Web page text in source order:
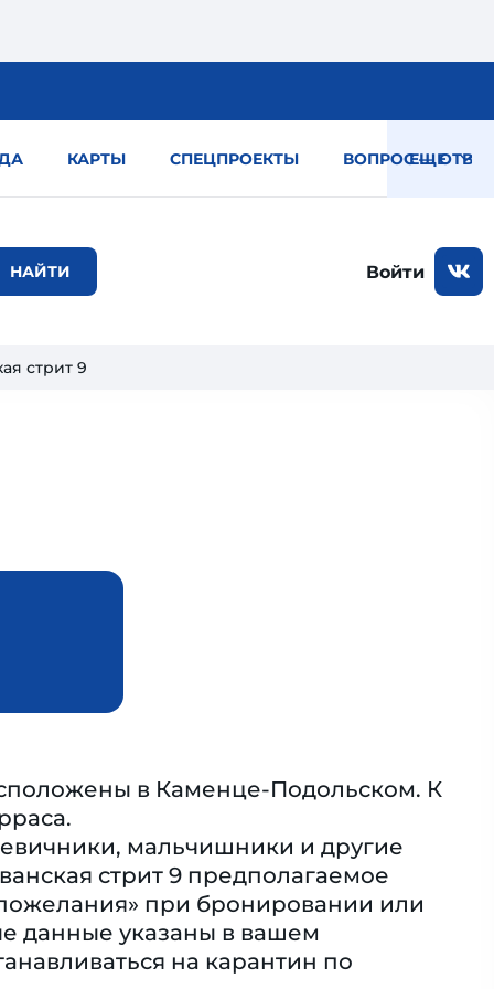
КАРТЫ СПЕЦПРОЕКТЫ ВОПРОС — ОТВЕТ
ЕЩЕ
Войти
стрит 9
в Каменце-Подольском. К
мальчишники и другие
стрит 9 предполагаемое
при бронировании или
данные указаны в вашем
на карантин по